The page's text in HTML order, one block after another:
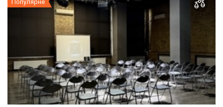
Популярне